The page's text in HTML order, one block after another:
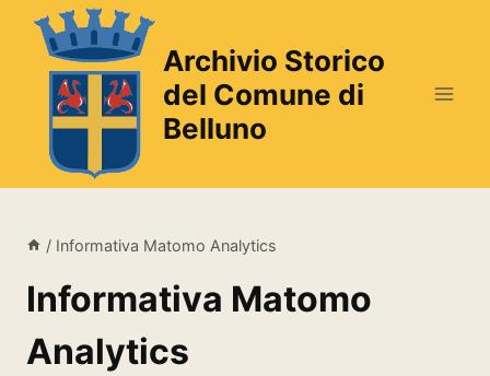
Salta
contenuto
Archivio Storico
del Comune di
Belluno
/ Informativa Matomo Analytics
Informativa Matomo
Analytics